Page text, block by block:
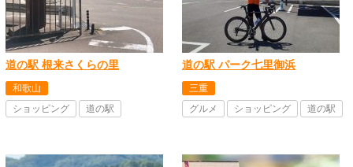
道の駅 根来さくらの里
和歌山
ショッピング
道の駅
道の駅 パーク七里御浜
三重
グルメ
ショッピング 道の駅